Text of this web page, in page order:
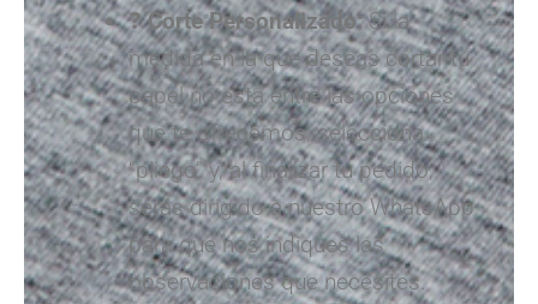
❓Corte Personalizado:Si la
medida en la que deseas cortar tu
papel no está entre las opciones
que te ofrecemos, selecciona
“pliego” y, al finalizar tu pedido,
serás dirigido a nuestro WhatsApp
para que nos indiques las
observaciones que necesites.